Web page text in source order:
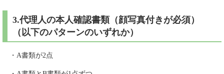
3.代理人の本人確認書類（顔写真付きが必須）
（以下のパターンのいずれか）
・A書類が2点